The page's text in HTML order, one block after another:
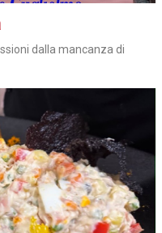
dalla mancanza di